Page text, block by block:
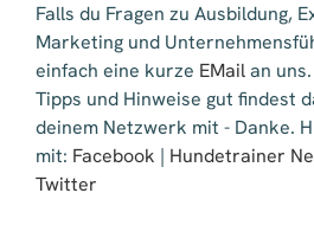
Falls du Fragen zu Ausbildung,
Marketing und
einfach eine kurze EMailan
Tipps und Hinweise gut findest
deinem Netzwerk mit - Danke.
mit: Facebook | Hundetrainer
Twitter